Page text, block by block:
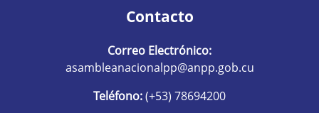
Contacto
Correo Electrónico:
asambleanacionalpp@anpp.gob.cu
Teléfono:(+53) 78694200